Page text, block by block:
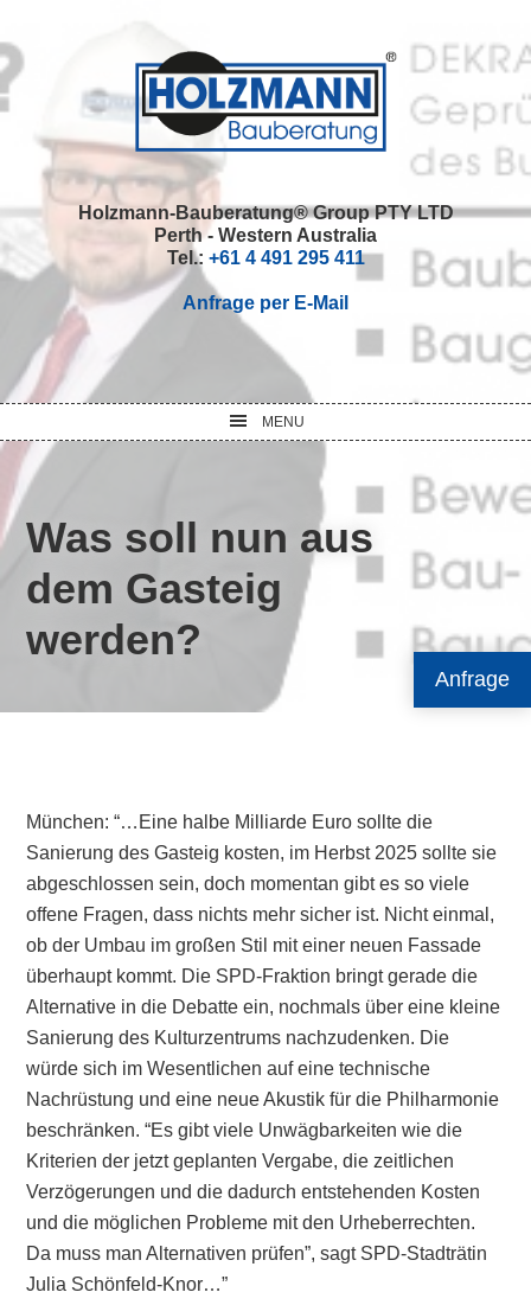
Anfrage
to
primary
navigation
to
main
content
to
primary
sidebar
to
footer
Holzmann-Bauberatung® Group PTY LTD
Perth - Western Australia
Tel.: +61 4 491 295 411
Anfrage per E-Mail
MENU
Was soll nun aus
dem Gasteig
werden?
München: “…Eine halbe Milliarde Euro sollte die
Sanierung des Gasteig kosten, im Herbst 2025 sollte sie
abgeschlossen sein, doch momentan gibt es so viele
offene Fragen, dass nichts mehr sicher ist. Nicht einmal,
ob der Umbau im großen Stil mit einer neuen Fassade
überhaupt kommt. Die SPD-Fraktion bringt gerade die
Alternative in die Debatte ein, nochmals über eine kleine
Sanierung des Kulturzentrums nachzudenken. Die
würde sich im Wesentlichen auf eine technische
Nachrüstung und eine neue Akustik für die Philharmonie
beschränken. “Es gibt viele Unwägbarkeiten wie die
Kriterien der jetzt geplanten Vergabe, die zeitlichen
Verzögerungen und die dadurch entstehenden Kosten
und die möglichen Probleme mit den Urheberrechten.
Da muss man Alternativen prüfen”, sagt SPD-Stadträtin
Julia Schönfeld-Knor…”